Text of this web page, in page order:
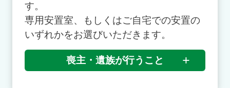
す。
専用安置室、もしくはご自宅での安置の
いずれかをお選びいただきます。
喪主・遺族が行うこと